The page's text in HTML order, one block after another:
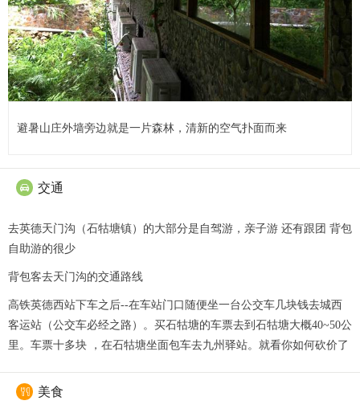
避暑山庄外墙旁边就是一片森林，清新的空气扑面而来
 交通
去英德天门沟（石牯塘镇）的大部分是自驾游，亲子游 还有跟团 背包
自助游的很少
背包客去天门沟的交通路线
高铁英德西站下车之后--在车站门口随便坐一台公交车几块钱去城西
客运站（公交车必经之路）。买石牯塘的车票去到石牯塘大概40~50公
里。车票十多块 ，在石牯塘坐面包车去九州驿站。就看你如何砍价了
 美食